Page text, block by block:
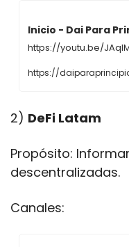
Inicio - Dai Para
https://youtu.be/
https://
2) DeFi Latam
Propósito:
descentralizadas.
Canales: